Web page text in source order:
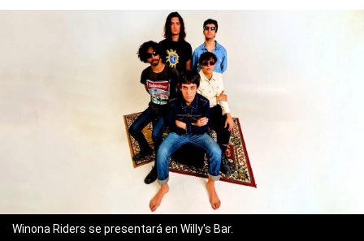
Winona Riders se presentará en Willy's Bar.